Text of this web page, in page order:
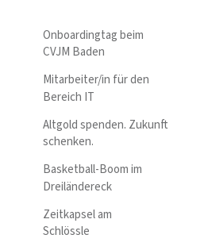
Onboardingtag beim
CVJM Baden
Mitarbeiter/in für den
Bereich IT
Altgold spenden. Zukunft
schenken.
Basketball-Boom im
Dreiländereck
Zeitkapsel am
Schlössle